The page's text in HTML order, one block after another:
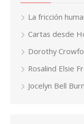
La fricción
Cartas desde
Dorothy
Rosalind Elsie
Jocelyn Bell